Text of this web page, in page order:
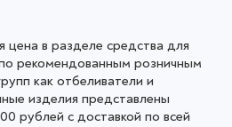
в разделе средства для
рекомендованным розничным
как отбеливатели и
изделия представлены
рублей с доставкой по всей